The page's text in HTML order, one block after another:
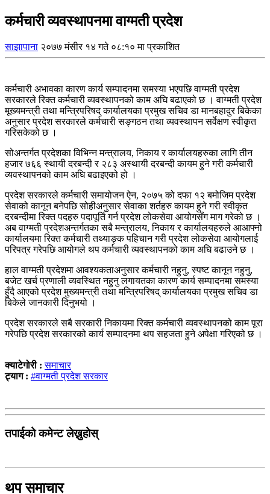
कर्मचारी व्यवस्थापनमा वाग्मती प्रदेश
साझापाना २०७७ मंसीर १४ गते ०८:१० मा प्रकाशित
कर्मचारी अभावका कारण कार्य सम्पादनमा समस्या भएपछि वाग्मती प्रदेश
सरकारले रिक्त कर्मचारी व्यवस्थापनको काम अघि बढाएको छ । वाग्मती प्रदेश
मूख्यमन्त्री तथा मन्त्रिपरिषद् कार्यालयका प्रमुख सचिव डा मानबहादुर बिकेका
अनुसार प्रदेश सरकारले कर्मचारी सङ्गठन तथा व्यवस्थापन सर्वेक्षण स्वीकृत
गरिसकेको छ ।
सोअन्तर्गत प्रदेशका विभिन्न मन्त्रालय, निकाय र कार्यालयहरुका लागि तीन
हजार ७६६ स्थायी दरबन्दी र २८३ अस्थायी दरबन्दी कायम हुने गरी कर्मचारी
व्यवस्थापनको काम अघि बढाइएको हो ।
प्रदेश सरकारले कर्मचारी समायोजन ऐन, २०७५ को दफा १२ बमोजिम प्रदेश
सेवाको कानून बनेपछि सोहीअनुसार सेवाका शर्तहरु कायम हुने गरी स्वीकृत
दरबन्दीमा रिक्त पदहरु पदापूर्ति गर्न प्रदेश लोकसेवा आयोगसँग माग गरेको छ ।
अब वाग्मती प्रदेशअन्तर्गतका सबै मन्त्रालय, निकाय र कार्यालयहरुले आआफ्नो
कार्यालयमा रिक्त कर्मचारी तथ्याङ्क पहिचान गरी प्रदेश लोकसेवा आयोगलाई
परिपत्र गरेपछि आयोगले थप कर्मचारी व्यवस्थापनको काम अघि बढाउने छ ।
हाल वाग्मती प्रदेशमा आवश्यकताअनुसार कर्मचारी नहुनु, स्पष्ट कानून नहुनु,
बजेट खर्च प्रणाली व्यवस्थित नहुनु लगायतका कारण कार्य सम्पादनमा समस्या
हुँदै आएको प्रदेश मुख्यमन्त्री तथा मन्त्रिपरिषद् कार्यालयका प्रमुख सचिव डा
बिकेले जानकारी दिनुभयो ।
प्रदेश सरकारले सबै सरकारी निकायमा रिक्त कर्मचारी व्यवस्थापनको काम पूरा
गरेपछि प्रदेश सरकारको कार्य सम्पादनमा थप सहजता हुने अपेक्षा गरिएको छ ।
क्याटेगोरी :समाचार
ट्याग : #वाग्मती प्रदेश सरकार
तपाईको कमेन्ट लेख्नुहोस्
थप समाचार